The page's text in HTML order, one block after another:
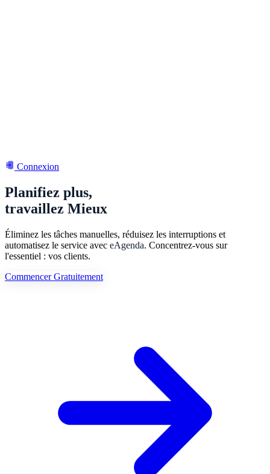
Connexion
Planifiez plus,
travaillez Mieux
Éliminez les tâches manuelles, réduisez les interruptions et
automatisez le service avec eAgenda. Concentrez-vous sur
l'essentiel : vos clients.
Commencer Gratuitement